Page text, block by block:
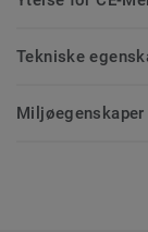
Tekniske
Miljøegenskaper